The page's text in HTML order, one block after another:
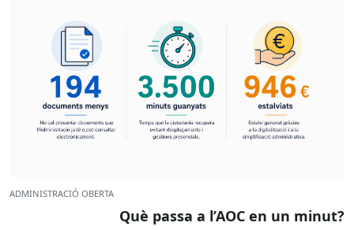
ADMINISTRACIÓ OBERTA
Què passa a l’AOC en un minut?